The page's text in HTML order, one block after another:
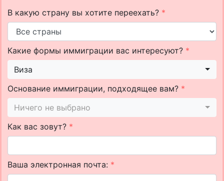
В какую страну вы хотите переехать? *
Какие формы иммиграции вас интересуют? *
Виза
Основание иммиграции, подходящее вам? *
Ничего не выбрано
Как вас зовут? *
Ваша электронная почта: *